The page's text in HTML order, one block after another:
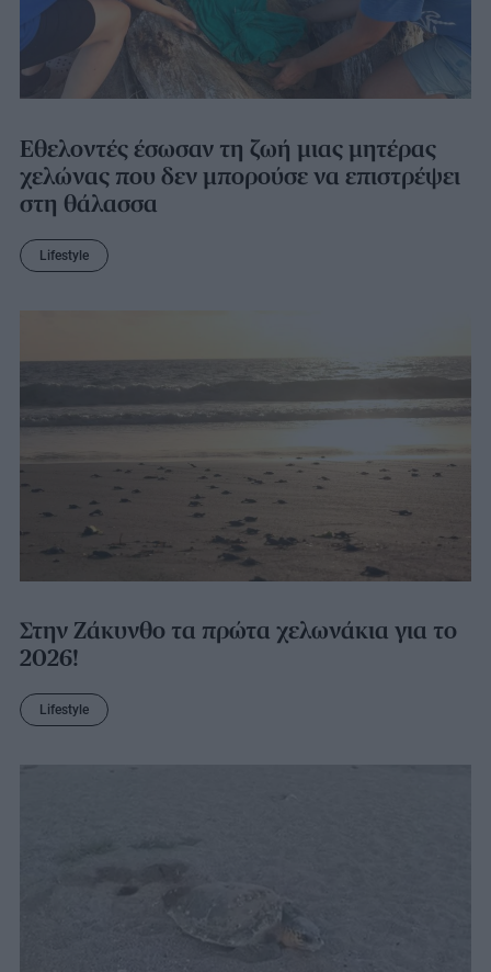
Εθελοντές έσωσαν τη ζωή μιας μητέρας
χελώνας που δεν μπορούσε να επιστρέψει
στη θάλασσα
Lifestyle
Στην Ζάκυνθο τα πρώτα χελωνάκια για το
2026!
Lifestyle